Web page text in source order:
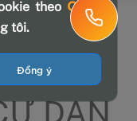
SỬ
MẬT
DÂN
theo Chính
tôi.
Đồng ý